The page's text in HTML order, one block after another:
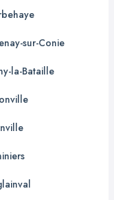
sur-Conie
la-Bataille